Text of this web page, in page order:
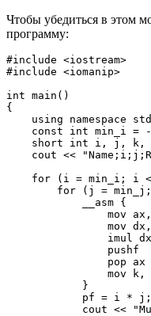
Чтобы убедиться в этом
программу:
#include <iostream>
#include <iomanip>
int main()
{
using namespace
const int min_i =
short int i, j, k,
cout <<
for (i = min_i; i
for (j =
            __asm {
mov
mov
                imul dx
                pushf
                pop ax
mov k,
            }
pf = i *
cout <<